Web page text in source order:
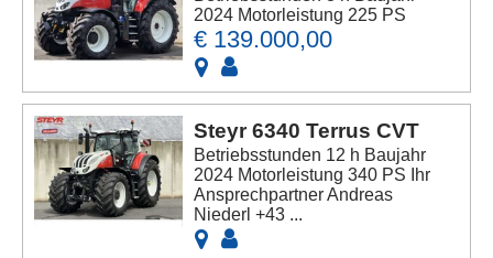
2024 Motorleistung 225 PS
€ 139.000,00
Steyr 6340 Terrus CVT
Betriebsstunden 12 h Baujahr
2024 Motorleistung 340 PS Ihr
Ansprechpartner Andreas
Niederl +43 ...